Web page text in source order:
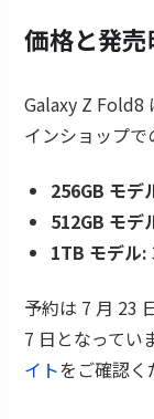
価格と発売
Galaxy Z Fold8
インショップで
256GB モデ
512GB モデ
1TB モデル:
予約は 7 月 23
7 日となってい
イトをご確認く